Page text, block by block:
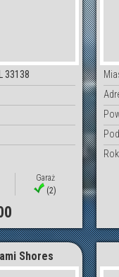
33138
Garaż
(2)
Shores